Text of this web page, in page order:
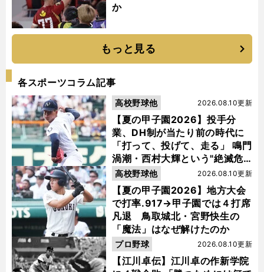
か
もっと見る
各スポーツコラム記事
【夏の甲子園2026】投手分
業、DH制が当たり前の時代に
「打って、投げて、走る」 鳴門
渦潮・西村大輝という"絶滅危
惧種"
2026.08.10更新
高校野球他
【夏の甲子園2026】地方大会
で打率.917→甲子園では４打席
凡退 鳥取城北・宮野快生の
「魔法」はなぜ解けたのか
2026.08.10更新
高校野球他
【江川卓伝】江川卓の作新学院
2026.08.10更新
プロ野球